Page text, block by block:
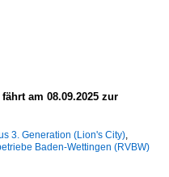
am 08.09.2025 zur
3. Generation (Lion's City),
Baden-Wettingen (RVBW)